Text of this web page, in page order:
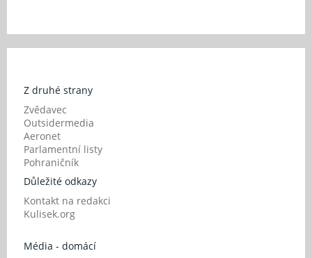
Z druhé strany
Zvědavec
Outsidermedia
Aeronet
Parlamentní listy
Pohraničník
Důležité odkazy
Kontakt na redakci
Kulisek.org
Média - domácí